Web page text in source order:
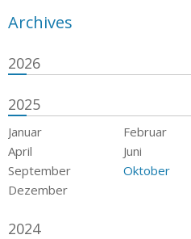
Archives
2026
2025
Januar Februar
April
Juni
September
Oktober
Dezember
2024